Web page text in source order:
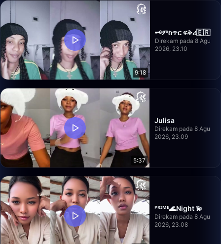
9:18
🗝ምስጥር ፍቅሪ🇪🇷
Direkam pada 8 Agu
2026, 23.10
5:37
Julisa
Direkam pada 8 Agu
2026, 23.09
ᴾᴿᴵᴹᴱ🌊Night 💫
Direkam pada 8 Agu
2026, 23.08